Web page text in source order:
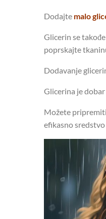
Dodajte malo
Glicerin se
poprskajte
Dodavanje
Glicerina je
Možete
efikasno